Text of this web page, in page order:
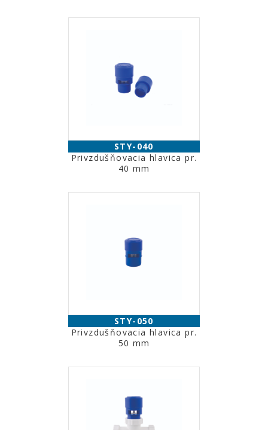
STY-040
Privzdušňovacia hlavica pr.
40 mm
STY-050
Privzdušňovacia hlavica pr.
50 mm